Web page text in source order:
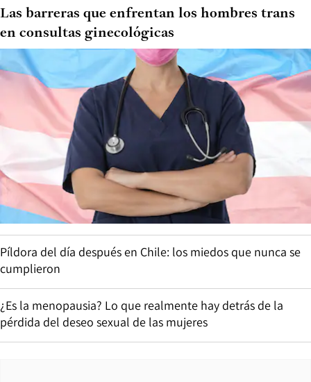
Las barreras que enfrentan los hombres trans
en consultas ginecológicas
Píldora del día después en Chile: los miedos que nunca se
cumplieron
¿Es la menopausia? Lo que realmente hay detrás de la
pérdida del deseo sexual de las mujeres